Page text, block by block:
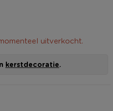
uitverkocht.
kerstdecoratie.